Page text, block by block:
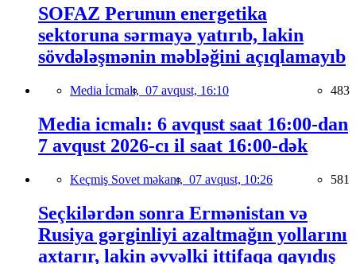
SOFAZ Perunun energetika
sektoruna sərmayə yatırıb, lakin
sövdələşmənin məbləğini açıqlamayıb
Media İcmalı, 07 avqust, 16:10 483
Media icmalı: 6 avqust saat 16:00-dan
7 avqust 2026-cı il saat 16:00-dək
Keçmiş Sovet məkanı, 07 avqust, 10:26 581
Seçkilərdən sonra Ermənistan və
Rusiya gərginliyi azaltmağın yollarını
axtarır, lakin əvvəlki ittifaqa qayıdış